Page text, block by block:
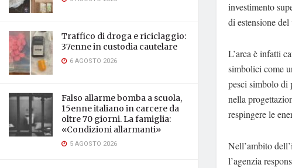
Traffico di droga e riciclaggio:
37enne in custodia cautelare
6 AGOSTO 2026
Falso allarme bomba a scuola,
15enne italiano in carcere da
oltre 70 giorni. La famiglia:
«Condizioni allarmanti»
5 AGOSTO 2026
investimento
di estensione
L’area è infatti
simbolici come
pesci simbolo di
nella
respingere le
Nell’ambito
l’agenzia